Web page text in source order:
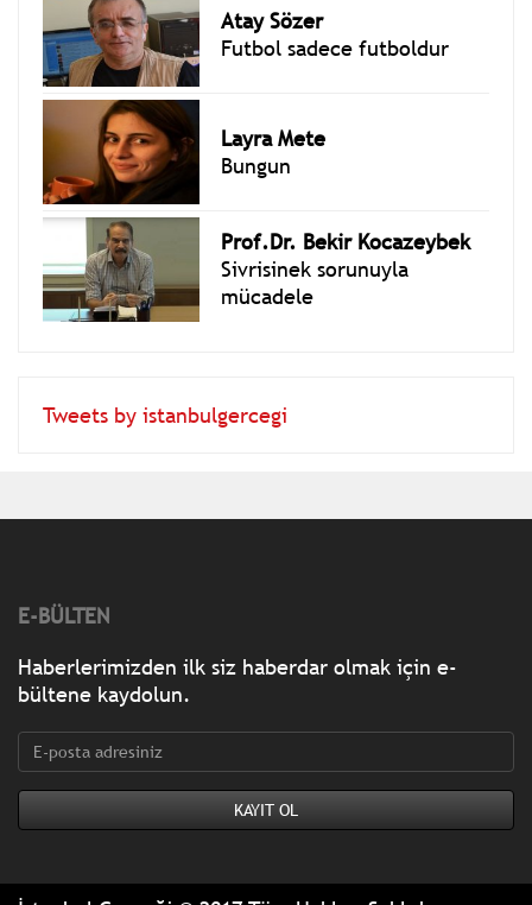
Atay Sözer
Futbol sadece futboldur
Layra Mete
Bungun
Prof.Dr. Bekir Kocazeybek
Sivrisinek sorunuyla
mücadele
Tweets by istanbulgercegi
E-BÜLTEN
Haberlerimizden ilk siz haberdar olmak için e-
bültene kaydolun.